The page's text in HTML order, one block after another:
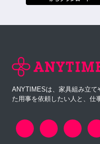
ANYTIMESは、家具組み立て
た用事を依頼したい人と、仕